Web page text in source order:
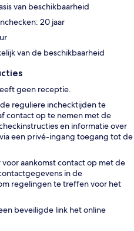
van beschikbaarheid
20 jaar
van de beschikbaarheid
geen receptie.
reguliere inchecktijden te
contact op te nemen met de
en informatie over
een privé-ingang toegang tot de
aankomst contact op met de
in de
regelingen te treffen voor het
beveiligde link het online